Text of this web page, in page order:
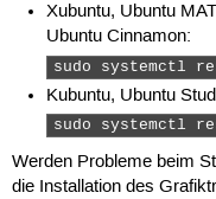
Xubuntu, Ubuntu
Ubuntu Cinnamon:
sudo systemctl
Kubuntu, Ubuntu
sudo systemctl
Werden Probleme beim
die Installation des